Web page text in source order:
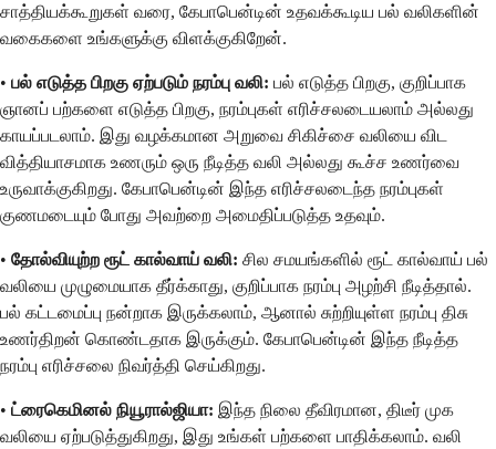
சாத்தியக்கூறுகள் வரை, கேபாபென்டின் உதவக்கூடிய பல் வலிகளின்
வகைகளை உங்களுக்கு விளக்குகிறேன்.
• பல் எடுத்த பிறகு ஏற்படும் நரம்பு வலி: பல் எடுத்த பிறகு, குறிப்பாக
ஞானப் பற்களை எடுத்த பிறகு, நரம்புகள் எரிச்சலடையலாம் அல்லது
காயப்படலாம். இது வழக்கமான அறுவை சிகிச்சை வலியை விட
வித்தியாசமாக உணரும் ஒரு நீடித்த வலி அல்லது கூச்ச உணர்வை
உருவாக்குகிறது. கேபாபென்டின் இந்த எரிச்சலடைந்த நரம்புகள்
குணமடையும் போது அவற்றை அமைதிப்படுத்த உதவும்.
• தோல்வியுற்ற ரூட் கால்வாய் வலி: சில சமயங்களில் ரூட் கால்வாய் பல்
வலியை முழுமையாக தீர்க்காது, குறிப்பாக நரம்பு அழற்சி நீடித்தால்.
பல் கட்டமைப்பு நன்றாக இருக்கலாம், ஆனால் சுற்றியுள்ள நரம்பு திசு
உணர்திறன் கொண்டதாக இருக்கும். கேபாபென்டின் இந்த நீடித்த
நரம்பு எரிச்சலை நிவர்த்தி செய்கிறது.
• ட்ரைகெமினல் நியூரால்ஜியா: இந்த நிலை தீவிரமான, திடீர் முக
வலியை ஏற்படுத்துகிறது, இது உங்கள் பற்களை பாதிக்கலாம். வலி